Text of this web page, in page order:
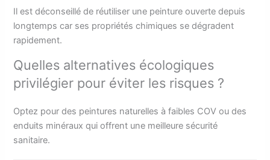
Il est déconseillé de réutiliser une peinture ouverte depuis
longtemps car ses propriétés chimiques se dégradent
rapidement.
Quelles alternatives écologiques
privilégier pour éviter les risques ?
Optez pour des peintures naturelles à faibles COV ou des
enduits minéraux qui offrent une meilleure sécurité
sanitaire.